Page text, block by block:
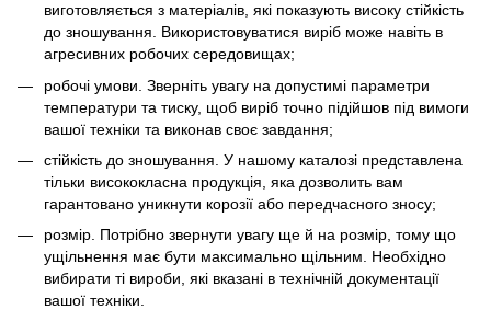
виготовляється з матеріалів, які показують високу стійкість
до зношування. Використовуватися виріб може навіть в
агресивних робочих середовищах;
робочі умови. Зверніть увагу на допустимі параметри
температури та тиску, щоб виріб точно підійшов під вимоги
вашої техніки та виконав своє завдання;
стійкість до зношування. У нашому каталозі представлена
тільки висококласна продукція, яка дозволить вам
гарантовано уникнути корозії або передчасного зносу;
розмір. Потрібно звернути увагу ще й на розмір, тому що
ущільнення має бути максимально щільним. Необхідно
вибирати ті вироби, які вказані в технічній документації
вашої техніки.